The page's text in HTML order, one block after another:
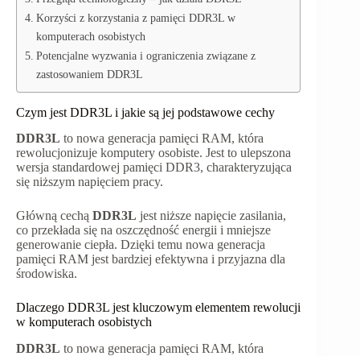
Korzyści z korzystania z pamięci DDR3L w
komputerach osobistych
Potencjalne wyzwania i ograniczenia związane z
zastosowaniem DDR3L
Czym jest DDR3L i jakie są jej podstawowe cechy
DDR3L to nowa generacja pamięci RAM, która
rewolucjonizuje komputery osobiste. Jest to ulepszona
wersja standardowej pamięci DDR3, charakteryzująca
się niższym napięciem pracy.
Główną cechą DDR3L jest niższe napięcie zasilania,
co przekłada się na oszczędność energii i mniejsze
generowanie ciepła. Dzięki temu nowa generacja
pamięci RAM jest bardziej efektywna i przyjazna dla
środowiska.
Dlaczego DDR3L jest kluczowym elementem rewolucji
w komputerach osobistych
DDR3L to nowa generacja pamięci RAM, która